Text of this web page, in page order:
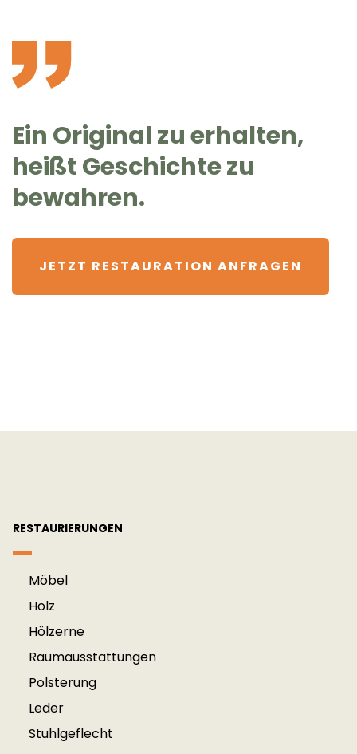
Ein Original zu erhalten,
heißt Geschichte zu
bewahren.
JETZT RESTAURATION ANFRAGEN
RESTAURIERUNGEN
Möbel
Holz
Hölzerne
Raum­aus­stattung­en
Polsterung
Leder
Stuhlgeflecht